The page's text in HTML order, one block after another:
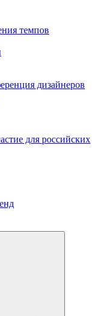
темпов
дизайнеров
для российских